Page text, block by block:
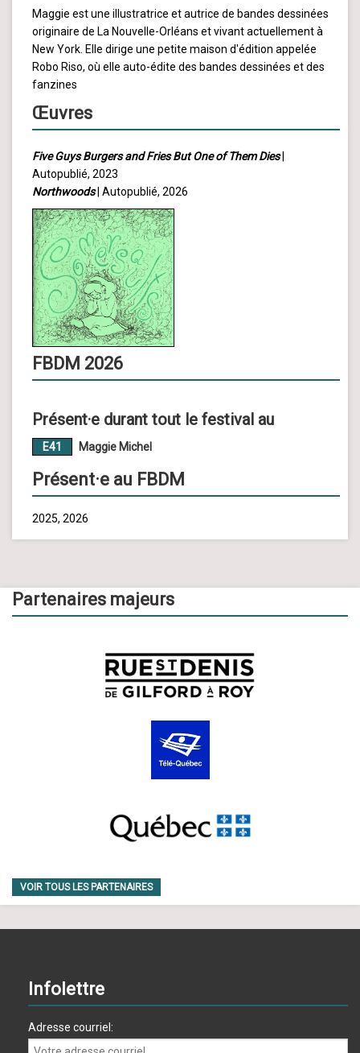
Maggie est une illustratrice et autrice de bandes dessinées
originaire de La Nouvelle-Orléans et vivant actuellement à
New York. Elle dirige une petite maison d'édition appelée
Robo Riso, où elle auto-édite des bandes dessinées et des
fanzines
Œuvres
Five Guys Burgers and Fries But One of Them Dies
Autopublié, 2023
Northwoods| Autopublié, 2026
FBDM 2026
Présent·e durant tout le festival au
E41 Maggie Michel
Présent·e au FBDM
2025, 2026
Partenaires majeurs
VOIR TOUS LES PARTENAIRES
Infolettre
Adresse courriel: